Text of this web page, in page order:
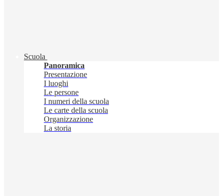
Scuola
Panoramica
Presentazione
I luoghi
Le persone
I numeri della scuola
Le carte della scuola
Organizzazione
La storia